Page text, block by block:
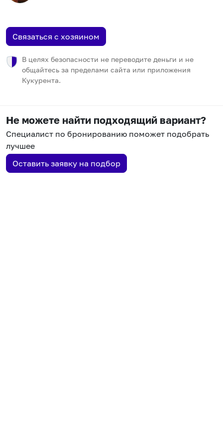
Связаться с хозяином
В целях безопасности не переводите деньги и не
общайтесь за пределами сайта или приложения
Кукурента.
Не можете найти подходящий вариант?
Специалист по бронированию поможет подобрать
лучшее
Оставить заявку на подбор